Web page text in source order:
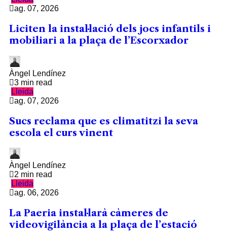
ag. 07, 2026
Liciten la instal·lació dels jocs infantils i
mobiliari a la plaça de l’Escorxador
Àngel Lendínez
3 min read
Lleida
ag. 07, 2026
Sucs reclama que es climatitzi la seva
escola el curs vinent
Àngel Lendínez
2 min read
Lleida
ag. 06, 2026
La Paeria instal·larà càmeres de
videovigilància a la plaça de l’estació